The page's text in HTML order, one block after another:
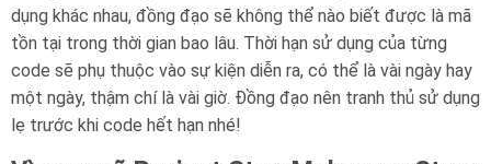
dụng khác nhau, đồng đạo sẽ không thể nào biết được là mã
tồn tại trong thời gian bao lâu. Thời hạn sử dụng của từng
code sẽ phụ thuộc vào sự kiện diễn ra, có thể là vài ngày hay
một ngày, thậm chí là vài giờ. Đồng đạo nên tranh thủ sử dụng
lẹ trước khi code hết hạn nhé!